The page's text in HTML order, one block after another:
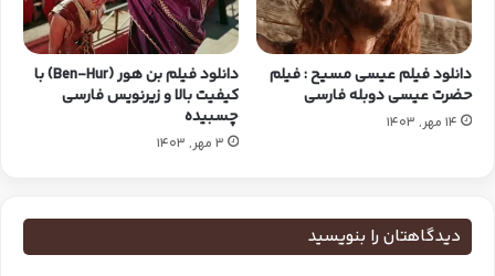
دانلود فیلم عیسی مسیح : فیلم
حضرت عیسی دوبله فارسی
14 مهر, 1403
دانلود فیلم بن هور (Ben-Hur) با
کیفیت بالا و زیرنویس فارسی
چسبیده
3 مهر, 1403
دیدگاهتان را بنویسید